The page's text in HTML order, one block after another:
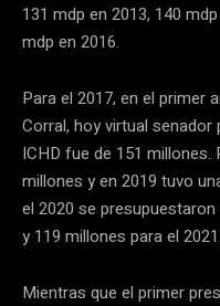
131 mdp en 2013, 140
mdp en 2016.
Para el 2017, en el primer
Corral, hoy virtual
ICHD fue de 151
millones y en 2019 tuvo
el 2020 se
y 119 millones para el 2021.
Mientras que el primer